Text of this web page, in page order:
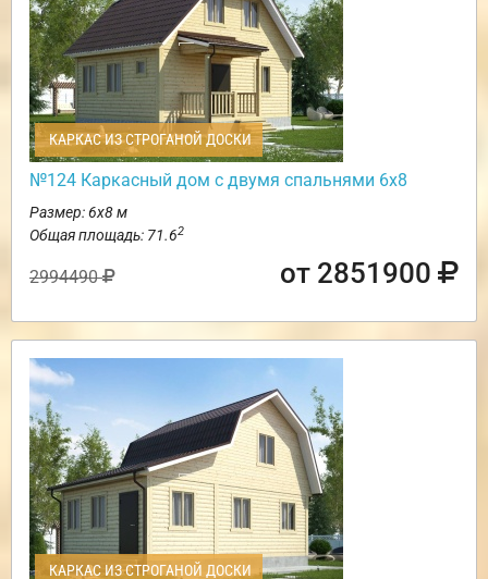
КАРКАС ИЗ СТРОГАНОЙ ДОСКИ
№124 Каркасный дом с двумя спальнями 6х8
Размер: 6х8 м
Общая площадь: 71.62
2994490 от 2851900
КАРКАС ИЗ СТРОГАНОЙ ДОСКИ